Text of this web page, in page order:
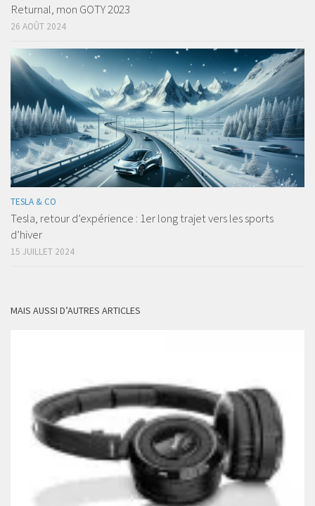
Returnal, mon GOTY 2023
26 AOÛT 2024
TESLA & CO
Tesla, retour d’expérience : 1er long trajet vers les sports
d’hiver
15 JUILLET 2024
MAIS AUSSI D’AUTRES ARTICLES